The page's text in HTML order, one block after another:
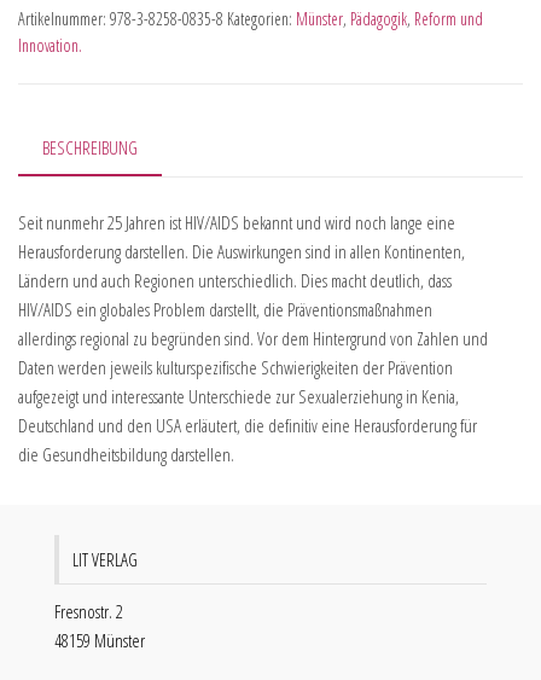
Artikelnummer: 978-3-8258-0835-8 Kategorien: Münster, Pädagogik, Reform und
Innovation.
BESCHREIBUNG
Seit nunmehr 25 Jahren ist HIV/AIDS bekannt und wird noch lange eine
Herausforderung darstellen. Die Auswirkungen sind in allen Kontinenten,
Ländern und auch Regionen unterschiedlich. Dies macht deutlich, dass
HIV/AIDS ein globales Problem darstellt, die Präventionsmaßnahmen
allerdings regional zu begründen sind. Vor dem Hintergrund von Zahlen und
Daten werden jeweils kulturspezifische Schwierigkeiten der Prävention
aufgezeigt und interessante Unterschiede zur Sexualerziehung in Kenia,
Deutschland und den USA erläutert, die definitiv eine Herausforderung für
die Gesundheitsbildung darstellen.
LIT VERLAG
Fresnostr. 2
48159 Münster